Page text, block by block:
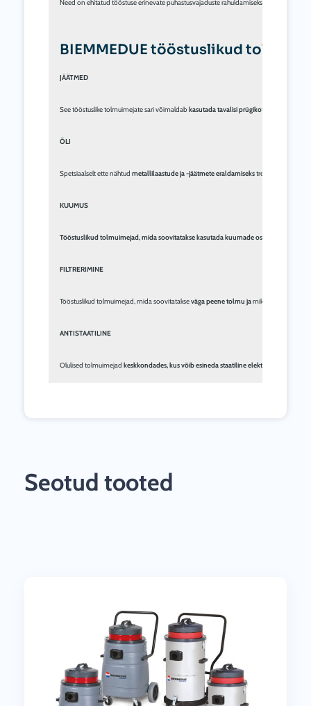
Need on ehitatud tööstuse erinevate puhastusvajaduste rahuldamiseks, tolmu, õlide,
BIEMMEDUE tööstuslikud
JÄÄTMED
See tööstuslike tolmuimejate sari võimaldab kasutada tavalisi prügikotte,
ÕLI
Spetsiaalselt ette nähtud metallilaastude ja -jäätmete eraldamiseks treipinkide, CNC-
KUUMUS
Tööstuslikud tolmuimejad, mida soovitatakse kasutada kuumade osakeste
FILTRERIMINE
Tööstuslikud tolmuimejad, mida soovitatakse väga peene tolmu ja mikroskoopiliste
ANTISTAATILINE
Olulised tolmuimejad keskkondades, kus võib esineda staatiline elekter
Seotud tooted